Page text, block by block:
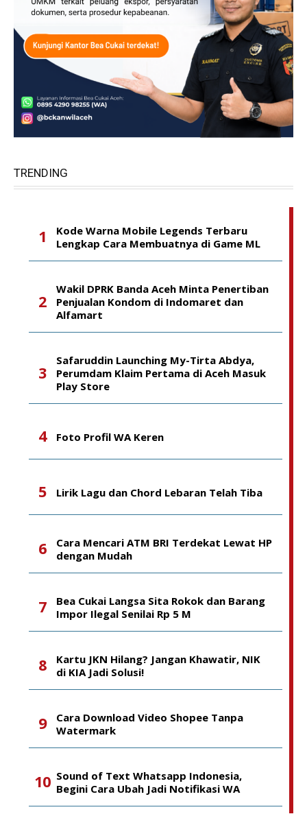
TRENDING
Kode Warna Mobile Legends Terbaru
Lengkap Cara Membuatnya di Game ML
Wakil DPRK Banda Aceh Minta Penertiban
Penjualan Kondom di Indomaret dan
Alfamart
Safaruddin Launching My-Tirta Abdya,
Perumdam Klaim Pertama di Aceh Masuk
Play Store
Foto Profil WA Keren
Lirik Lagu dan Chord Lebaran Telah Tiba
Cara Mencari ATM BRI Terdekat Lewat HP
dengan Mudah
Bea Cukai Langsa Sita Rokok dan Barang
Impor Ilegal Senilai Rp 5 M
Kartu JKN Hilang? Jangan Khawatir, NIK
di KIA Jadi Solusi!
Cara Download Video Shopee Tanpa
Watermark
Sound of Text Whatsapp Indonesia,
Begini Cara Ubah Jadi Notifikasi WA